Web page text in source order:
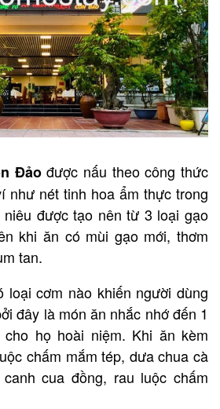
Đảođược nấu theo công thức
như nét tinh hoa ẩm thực trong
được tạo nên từ 3 loại gạo
khi ăn có mùi gạo mới, thơm
tan.
loại cơm nào khiến người dùng
đây là món ăn nhắc nhớ đến 1
họ hoài niệm. Khi ăn kèm
chấm mắm tép, dưa chua cà
cua đồng, rau luộc chấm